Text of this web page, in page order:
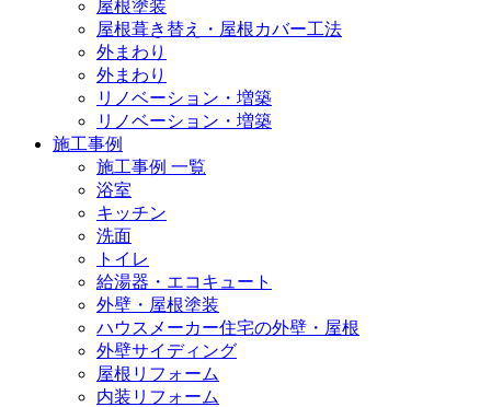
屋根塗装
屋根葺き替え・屋根カバー工法
外まわり
外まわり
リノベーション・増築
リノベーション・増築
施工事例
施工事例 一覧
浴室
キッチン
洗面
トイレ
給湯器・エコキュート
外壁・屋根塗装
ハウスメーカー住宅の外壁・屋根
外壁サイディング
屋根リフォーム
内装リフォーム